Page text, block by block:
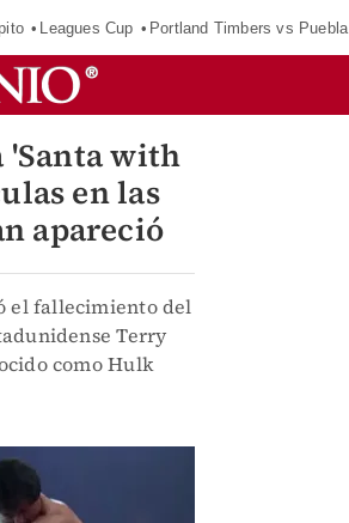
Leagues Cup Portland Timbers vs Puebla
'Santa with
en las
apareció
el fallecimiento del
Terry
como Hulk